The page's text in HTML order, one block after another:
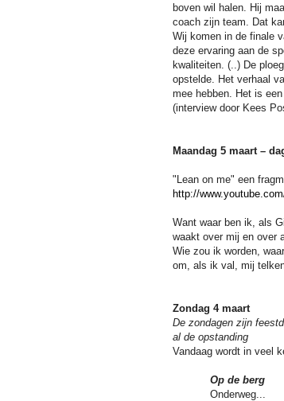
boven wil halen. Hij
coach zijn team. Dat
Wij komen in de finale
deze ervaring aan de
kwaliteiten. (..) De
opstelde. Het verhaal
mee hebben. Het is
(interview door Kees
Maandag 5 maart –
"Lean on me" een
http://
Want waar ben ik, als
waakt over mij en over
Wie zou ik worden,
om, als ik val, mij
Zondag 4 maart
De zondagen zijn
al de opstanding
Vandaag wordt in veel
Opde berg
Onderweg...